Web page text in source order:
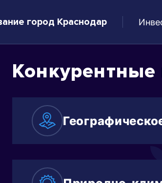
город Краснодар
Близость двух морей